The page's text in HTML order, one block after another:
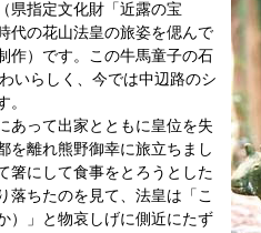
県指定文化財「近露の宝
代の花山法皇の旅姿を偲んで
作）です。この牛馬童子の石
いらしく、今では中辺路のシ
。
あって出家とともに皇位を失
を離れ熊野御幸に旅立ちまし
箸にして食事をとろうとした
落ちたのを見て、法皇は「こ
）」と物哀しげに側近にたず